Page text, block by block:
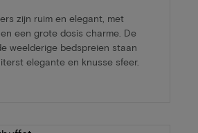
zijn ruim en elegant, met
een grote dosis charme. De
weelderige bedspreien staan
elegante en knusse sfeer.